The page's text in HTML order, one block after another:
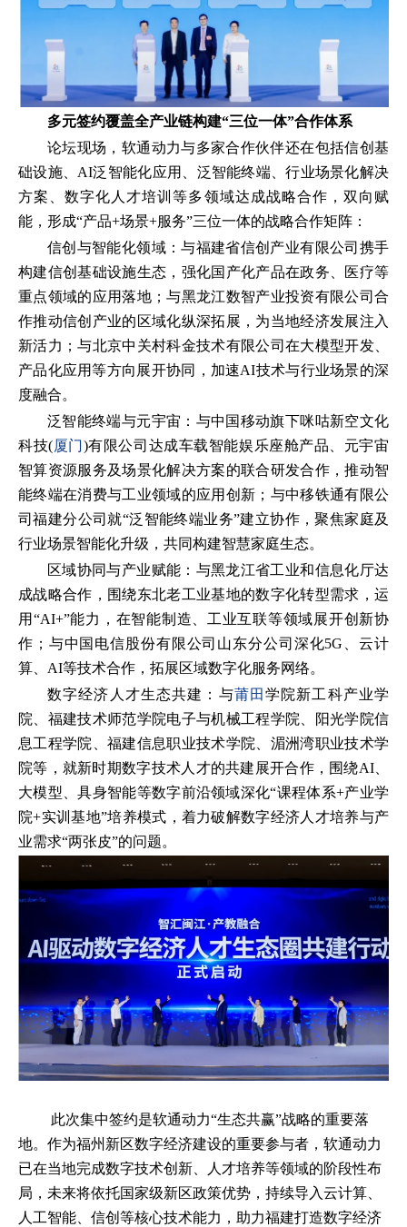
多元签约覆盖全产业链构建“三位一体”合作体系
论坛现场，软通动力与多家合作伙伴还在包括信创基
础设施、AI泛智能化应用、泛智能终端、行业场景化解决
方案、数字化人才培训等多领域达成战略合作，双向赋
能，形成“产品+场景+服务”三位一体的战略合作矩阵：
信创与智能化领域：与福建省信创产业有限公司携手
构建信创基础设施生态，强化国产化产品在政务、医疗等
重点领域的应用落地；与黑龙江数智产业投资有限公司合
作推动信创产业的区域化纵深拓展，为当地经济发展注入
新活力；与北京中关村科金技术有限公司在大模型开发、
产品化应用等方向展开协同，加速AI技术与行业场景的深
度融合。
泛智能终端与元宇宙：与中国移动旗下咪咕新空文化
科技(厦门)有限公司达成车载智能娱乐座舱产品、元宇宙
智算资源服务及场景化解决方案的联合研发合作，推动智
能终端在消费与工业领域的应用创新；与中移铁通有限公
司福建分公司就“泛智能终端业务”建立协作，聚焦家庭及
行业场景智能化升级，共同构建智慧家庭生态。
区域协同与产业赋能：与黑龙江省工业和信息化厅达
成战略合作，围绕东北老工业基地的数字化转型需求，运
用“AI+”能力，在智能制造、工业互联等领域展开创新协
作；与中国电信股份有限公司山东分公司深化5G、云计
算、AI等技术合作，拓展区域数字化服务网络。
数字经济人才生态共建：与莆田学院新工科产业学
院、福建技术师范学院电子与机械工程学院、阳光学院信
息工程学院、福建信息职业技术学院、湄洲湾职业技术学
院等，就新时期数字技术人才的共建展开合作，围绕AI、
大模型、具身智能等数字前沿领域深化“课程体系+产业学
院+实训基地”培养模式，着力破解数字经济人才培养与产
业需求“两张皮”的问题。
此次集中签约是软通动力“生态共赢”战略的重要落
地。作为福州新区数字经济建设的重要参与者，软通动力
已在当地完成数字技术创新、人才培养等领域的阶段性布
局，未来将依托国家级新区政策优势，持续导入云计算、
人工智能、信创等核心技术能力，助力福建打造数字经济